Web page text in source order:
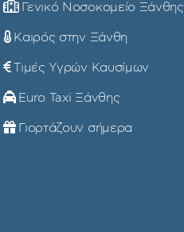
Γενικό Νοσοκομείο Ξάνθης
Καιρός στην Ξάνθη
Τιμές Υγρών Καυσίμων
Euro Taxi Ξάνθης
Γιορτάζουν σήμερα